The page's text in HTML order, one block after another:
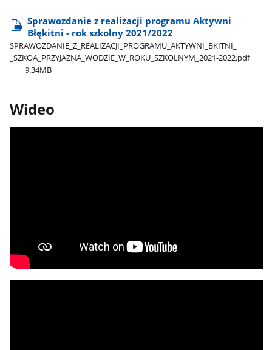
Sprawozdanie z realizacji programu Aktywni
Błękitni - rok szkolny 2021/2022
SPRAWOZDANIE​_Z​_REALIZACJI​_PROGRAMU​_AKTYWNI​_BKITNI​_​
_SZKOA​_PRZYJAZNA​_WODZIE​_W​_ROKU​_SZKOLNYM​_2021-2022.pdf
9.34MB
Wideo